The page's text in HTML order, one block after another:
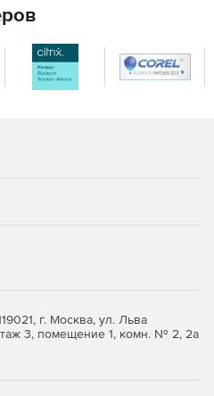
г. Москва, ул. Льва
3, помещение 1, комн. № 2, 2а